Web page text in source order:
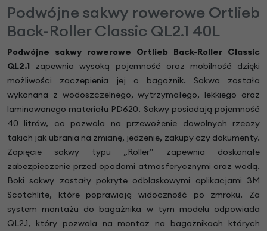
Podwójne sakwy rowerowe Ortlieb
Back-Roller Classic QL2.1 40L
Podwójne sakwy rowerowe Ortlieb Back-Roller Classic
QL2.1 zapewnia wysoką pojemność oraz mobilność dzięki
możliwości zaczepienia jej o bagażnik. Sakwa została
wykonana z wodoszczelnego, wytrzymałego, lekkiego oraz
laminowanego materiału PD620. Sakwy posiadają pojemność
40 litrów, co pozwala na przewożenie dowolnych rzeczy
takich jak ubrania na zmianę, jedzenie, zakupy czy dokumenty.
Zapięcie sakwy typu „Roller” zapewnia doskonałe
zabezpieczenie przed opadami atmosferycznymi oraz wodą.
Boki sakwy zostały pokryte odblaskowymi aplikacjami 3M
Scotchlite, które poprawiają widoczność po zmroku. Za
system montażu do bagażnika w tym modelu odpowiada
QL2.1, który pozwala na montaż na bagażnikach których